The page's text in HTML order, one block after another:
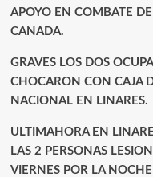
APOYO EN COMBATE
CANADA.
GRAVES LOS DOS
CHOCARON CON CAJA
NACIONAL EN LINARES.
ULTIMAHORA EN
LAS 2 PERSONAS
VIERNES POR LA